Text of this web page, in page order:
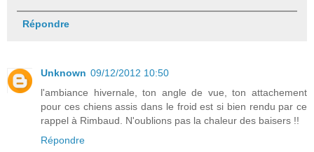
Répondre
Unknown 09/12/2012 10:50
l'ambiance hivernale, ton angle de vue, ton attachement
pour ces chiens assis dans le froid est si bien rendu par ce
rappel à Rimbaud. N'oublions pas la chaleur des baisers !!
Répondre